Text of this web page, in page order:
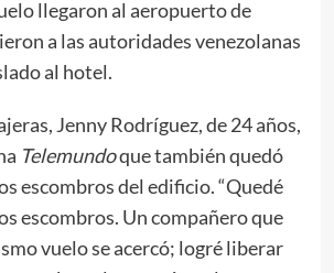
llegaron al aeropuerto de
a las autoridades venezolanas
al hotel.
Jenny Rodríguez, de 24 años,
Telemundoque también quedó
escombros del edificio. “Quedé
escombros. Un compañero que
vuelo se acercó; logré liberar